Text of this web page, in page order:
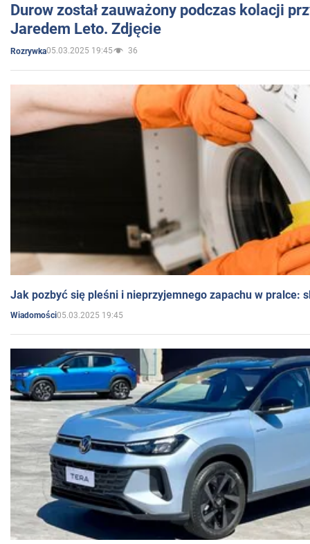
Durow został zauważony podczas kolacji
Jaredem Leto. Zdjęcie
Rozrywka05.03.2025 19:45 36
Jak pozbyć się pleśni i nieprzyjemnego zapachu w pralce:
Wiadomości05.03.2025 19:45